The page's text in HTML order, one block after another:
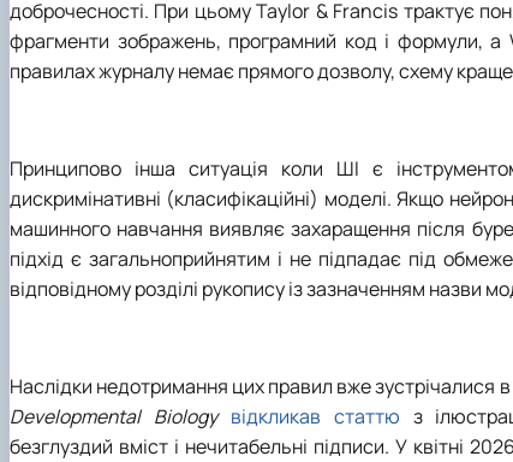
доброчесності. При цьому Taylor & Francis трактує
фрагменти зображень, програмний код і формули,
правилах журналу немає прямого дозволу, схему
Принципово інша ситуація коли ШІ є
дискримінативні (класифікаційні) моделі. Якщо
машинного навчання виявляє захаращення після
підхід є загальноприйнятим і не підпадає під
відповідному розділі рукопису із зазначенням назви
Наслідки недотримання цих правил вже зустрічалися
Developmental Biology відкликав статтю з
безглуздий вміст і нечитабельні підписи. У квітні